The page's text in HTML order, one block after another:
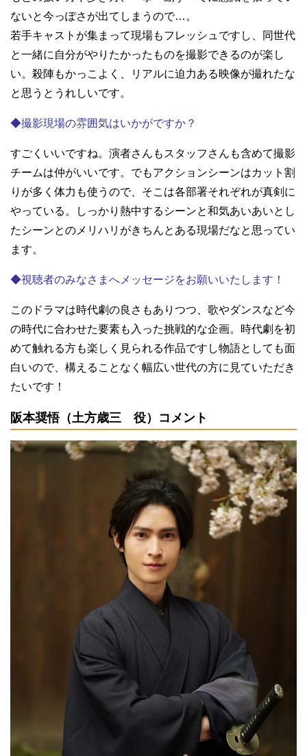
ないと今っぽさが出てしまうので…。
若手キャストが集まって現場もフレッシュですし、同世代
と一緒に自分がやりたかったものを撮影できるのが楽し
い。殺陣もかっこよく、リアルに迫力ある映像が撮れたな
と思うとうれしいです。
◆撮影現場の雰囲気はいかがですか？
すごくいいですね。演者さんもスタッフさんも含めて撮影
チームは仲がいいです。でもアクションシーンはカット割
りが多く体力も使うので、そこは各部署それぞれが真剣に
やっている。しっかり熱中するシーンと和気あいあいとし
たシーンとのメリハリがきちんとある現場だなと思ってい
ます。
◆視聴者のみなさまへメッセージをお願いいたします！
このドラマは時代劇の良さもありつつ、歌やダンスなど今
の時代に合わせた要素も入った挑戦的な企画。時代劇を初
めて触れる方も楽しく見られる作品ですし物語としても面
白いので、構えることなく幅広い世代の方に見ていただき
たいです！
阪本奨悟（土方歳三 役）コメント